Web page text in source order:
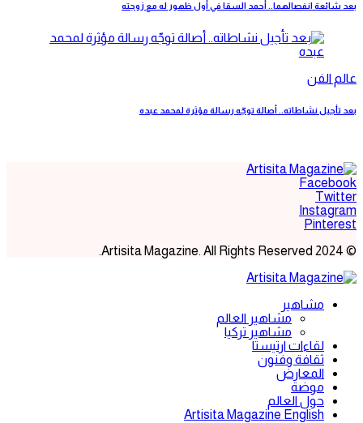
بعد شائعة انفصالهما.. أحمد السقا في أول ظهور له مع زوجته
عالم الفن
بعد تأجيل نشاطاته.. أصالة توجّه رسالة مؤثرة لمحمد عبده
Facebook
Twitter
Instagram
Pinterest
© 2024 Artisita Magazine. All Rights Reserved.
مشاهير
مشاهير العالم
مشاهير تركيا
لقاءات ارتيستا
ثقافة وفنون
المعارض
موضة
حول العالم
Artisita Magazine English